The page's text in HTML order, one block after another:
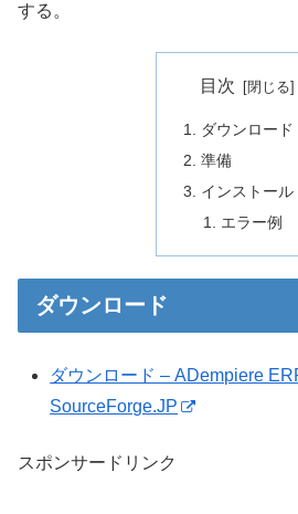
する。
目次
ダウンロード
準備
インストール
エラー例
ダウンロード
ダウンロード – ADempiere
SourceForge.JP
スポンサードリンク